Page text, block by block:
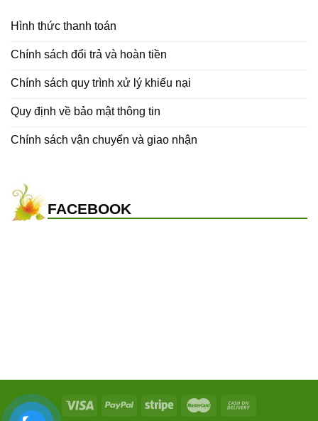
Hình thức thanh toán
Chính sách đổi trả và hoàn tiền
Chính sách quy trình xử lý khiếu nại
Quy định về bảo mật thông tin
Chính sách vận chuyển và giao nhận
FACEBOOK